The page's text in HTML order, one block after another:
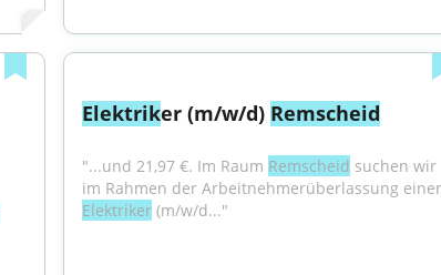
Elektriker (m/w/d) Remscheid
"...und 21,97 €. Im Raum Remscheid suchen wir
Elektriker (m/w/d..."